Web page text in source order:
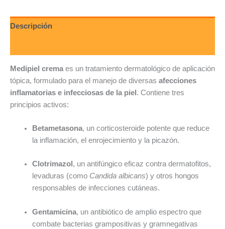
Descripción
Medipiel crema es un tratamiento dermatológico de aplicación
tópica, formulado para el manejo de diversas afecciones
inflamatorias e infecciosas de la piel. Contiene tres
principios activos:
Betametasona, un corticosteroide potente que reduce
la inflamación, el enrojecimiento y la picazón.
Clotrimazol , un antifúngico eficaz contra dermatofitos,
levaduras (como Candida albicans) y otros hongos
responsables de infecciones cutáneas.
Gentamicina, un antibiótico de amplio espectro que
combate bacterias grampositivas y gramnegativas